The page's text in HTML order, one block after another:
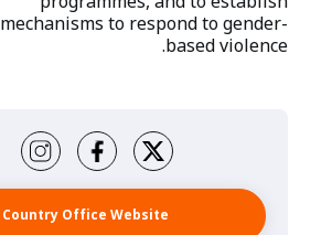
mechanisms to respond to gender-
based violence.
Country Office Website